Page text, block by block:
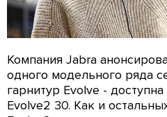
Компания Jabra
одного модельного ряда
гарнитур Evolve -
Evolve2 30. Как и